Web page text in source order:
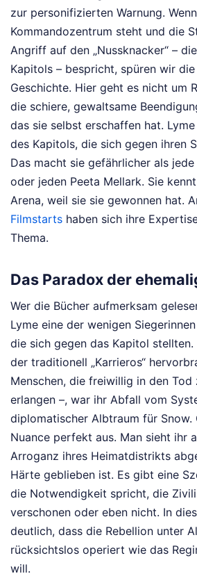
zur personifizierten Warnung.
Kommandozentrum steht und die
Angriff auf den „Nussknacker“ –
Kapitols – bespricht, spüren wir
Geschichte. Hier geht es nicht um
die schiere, gewaltsame
das sie selbst erschaffen hat.
des Kapitols, die sich gegen ihren
Das macht sie gefährlicher als
oder jeden Peeta Mellark. Sie
Arena, weil sie sie gewonnen hat.
Filmstarts haben sich ihre
Thema.
Das Paradox der
Wer die Bücher aufmerksam
Lyme eine der wenigen
die sich gegen das Kapitol
der traditionell „Karrieros“
Menschen, die freiwillig in den Tod
erlangen –, war ihr Abfall vom
diplomatischer Albtraum für Snow.
Nuance perfekt aus. Man sieht ihr
Arroganz ihres Heimatdistrikts
Härte geblieben ist. Es gibt eine
die Notwendigkeit spricht, die
verschonen oder eben nicht. In
deutlich, dass die Rebellion unter
rücksichtslos operiert wie das
will.